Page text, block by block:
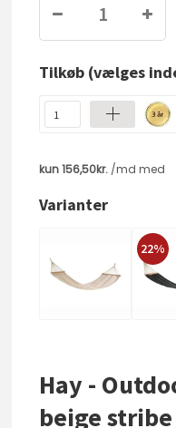
Tilkøb (vælges
Varianter
22%
Hay -
beige stribe